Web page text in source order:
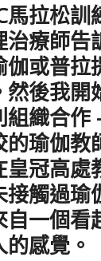
馬拉松訓
治療師告
伽或普拉
然後我開
織合作
瑜伽教
皇冠高處
觸過瑜
自一個看
感覺。